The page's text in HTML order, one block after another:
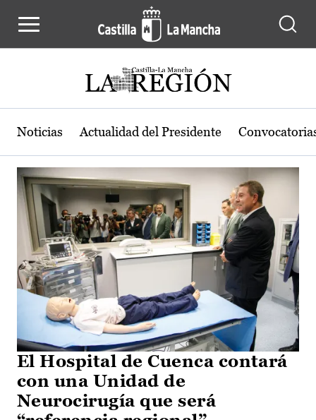
Actualidad de la región de Castilla-
Noticias Actualidad del Presidente
El Hospital de Cuenca contará
con una Unidad de
Neurocirugía que será